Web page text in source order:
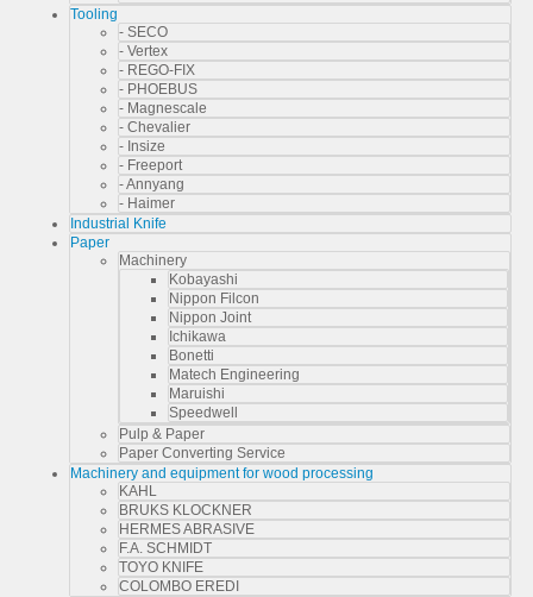
Tooling
- SECO
- Vertex
- REGO-FIX
- PHOEBUS
- Magnescale
- Chevalier
- Insize
- Freeport
- Annyang
- Haimer
Industrial Knife
Paper
Machinery
Kobayashi
Nippon Filcon
Nippon Joint
Ichikawa
Bonetti
Matech Engineering
Maruishi
Speedwell
Pulp & Paper
Paper Converting Service
Machinery and equipment for wood processing
KAHL
BRUKS KLOCKNER
HERMES ABRASIVE
F.A. SCHMIDT
TOYO KNIFE
COLOMBO EREDI